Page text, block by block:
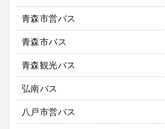
青森市営バス
青森市バス
青森観光バス
弘南バス
八戸市営バス